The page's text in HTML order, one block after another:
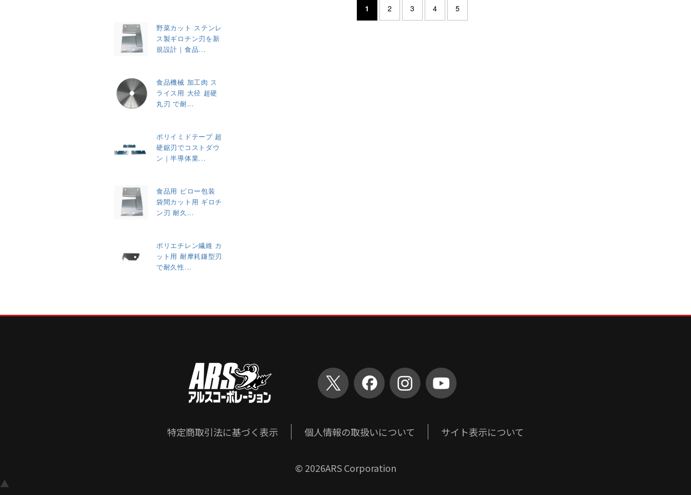
1 2 3 4 5
野菜カット ステンレ
ス製ギロチン刃を新
規設計｜食品...
食品機械 加工肉 ス
ライス用 大径 超硬
丸刃 で耐...
ポリイミドテープ 超
硬鋸刃でコストダウ
ン｜半導体業...
食品用 ピロー包装
袋間カット用 ギロチ
ン刃 耐久...
ポリエチレン繊維 カ
ット用 耐摩耗鎌型刃
で耐久性...
特定商取引法に基づく表示 個人情報の取扱いについて サイト表示について
© 2026ARS Corporation
▲